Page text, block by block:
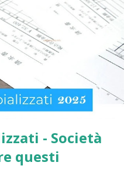
). Per chi non lo
in base alle norme
aiuto e sostegno per le
le domande potranno essere
cittadini comunitari e
- Società
questi